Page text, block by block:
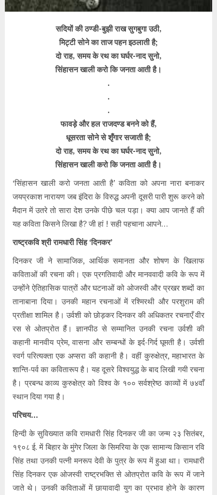
सदियों की ठण्डी-बुझी राख सुगबुगा उठी,
मिट्टी सोने का ताज पहन इठलाती है;
दो राह, समय के रथ का घर्घर-नाद सुनो,
सिंहासन खाली करो कि जनता आती है।
.
.
.
फावड़े और हल राजदण्ड बनने को हैं,
धूसरता सोने से शृँगार सजाती है;
दो राह, समय के रथ का घर्घर-नाद सुनो,
सिंहासन खाली करो कि जनता आती है।
‘सिंहासन खाली करो जनता आती है’ कविता को अपना नारा बनाकर
जयप्रकाश नारायण जब इंदिरा के विरुद्ध अपनी दूसरी पारी शुरू करने को
मैदान में उतरे तो सारा देश उनके पीछे चल पड़ा। क्या आप जानते हैं की
यह कविता किसने लिखा है? जी हां ! सही पहचाना आपने…
राष्ट्रकवि श्री रामधारी सिंह ‘दिनकर’
दिनकर जी ने सामाजिक, आर्थिक समानता और शोषण के खिलाफ
कविताओं की रचना की। एक प्रगतिवादी और मानववादी कवि के रूप में
उन्होंने ऐतिहासिक पात्रों और घटनाओं को ओजस्वी और प्रखर शब्दों का
तानाबाना दिया। उनकी महान रचनाओं में रश्मिरथी और परशुराम की
प्रतीक्षा शामिल है। उर्वशी को छोड़कर दिनकर की अधिकतर रचनाएँ वीर
रस से ओतप्रोत हैं। ज्ञानपीठ से सम्मानित उनकी रचना उर्वशी की
कहानी मानवीय प्रेम, वासना और सम्बन्धों के इर्द-गिर्द घूमती है। उर्वशी
स्वर्ग परित्यक्ता एक अप्सरा की कहानी है। वहीं कुरुक्षेत्र, महाभारत के
शान्ति-पर्व का कवितारूप है। यह दूसरे विश्वयुद्ध के बाद लिखी गयी रचना
है। प्रबन्ध काव्य कुरुक्षेत्र को विश्व के १०० सर्वश्रेष्ठ काव्यों में ७४वाँ
स्थान दिया गया है।
परिचय…
हिन्दी के सुविख्यात कवि रामधारी सिंह दिनकर जी का जन्म २३ सितंबर,
१९०८ ई. में बिहार के मुंगेर जिला के सिमरिया के एक सामान्य किसान रवि
सिंह तथा उनकी पत्नी मनरूप देवी के पुत्र के रूप में हुआ था। रामधारी
सिंह दिनकर एक ओजस्वी राष्ट्रभक्ति से ओतप्रोत कवि के रूप में जाने
जाते थे। उनकी कविताओं में छायावादी युग का प्रभाव होने के कारण